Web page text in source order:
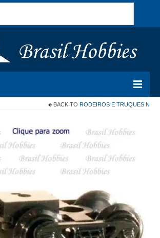
BACK TO RODEIROS E TRUQUES N